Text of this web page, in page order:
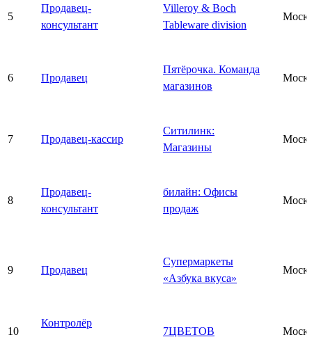
5
Продавец-
консультант
Villeroy & Boch
Tableware division
6 Продавец
Пятёрочка. Команда
магазинов
7 Продавец-кассир
Ситилинк:
Магазины
8
Продавец-
консультант
билайн: Офисы
продаж
9 Продавец
Супермаркеты
«Азбука вкуса»
10
Контролёр
7ЦВЕТОВ